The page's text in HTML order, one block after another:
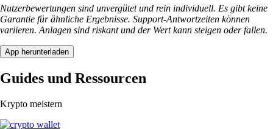
Nutzerbewertungen sind unvergütet und rein individuell. Es gibt keine
Garantie für ähnliche Ergebnisse. Support-Antwortzeiten können
variieren. Anlagen sind riskant und der Wert kann steigen oder fallen.
App herunterladen
Guides und Ressourcen
Krypto meistern